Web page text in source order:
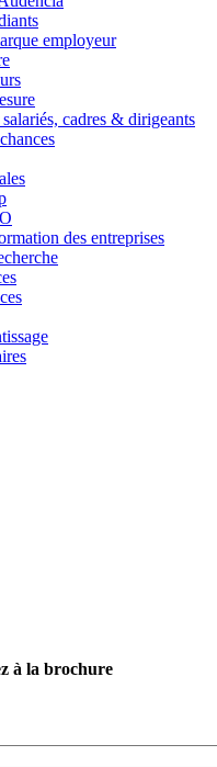
employeur
cadres & dirigeants
des entreprises
à la brochure